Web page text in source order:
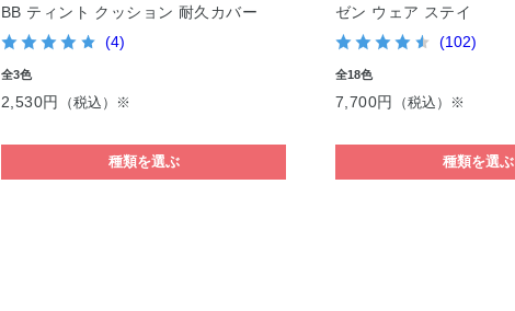
BB ティント クッション 耐久カバー
(4)
全3色
2,530円 （税込）※
種類を選ぶ
ゼン ウェア ステイ
(102)
全18色
7,700円 （税込）※
種類を選ぶ